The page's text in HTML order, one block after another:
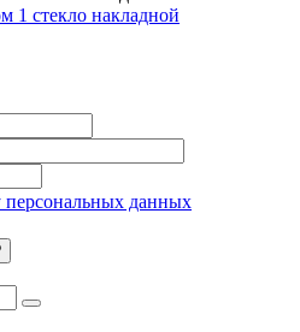
персональных данных